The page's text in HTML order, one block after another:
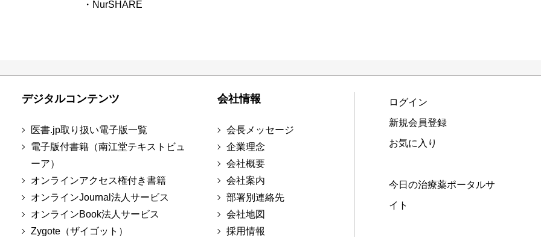
・NurSHARE
デジタルコンテンツ
医書.jp取り扱い電子版一覧
電子版付書籍（南江堂テキストビュ
ーア）
オンラインアクセス権付き書籍
オンラインJournal法人サービス
オンラインBook法人サービス
Zygote（ザイゴット）
会社情報
会長メッセージ
企業理念
会社概要
会社案内
部署別連絡先
会社地図
採用情報
ログイン
新規会員登録
お気に入り
今日の治療薬ポータルサ
イト